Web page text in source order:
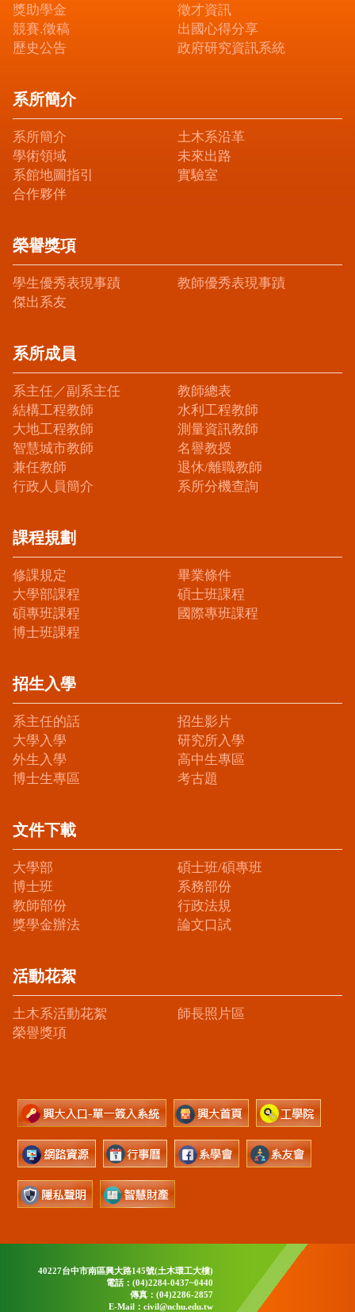
獎助學金
徵才資訊
競賽.徵稿
出國心得分享
歷史公告
政府研究資訊系統
系所簡介
系所簡介
土木系沿革
學術領域
未來出路
系館地圖指引
實驗室
合作夥伴
榮譽獎項
學生優秀表現事蹟
教師優秀表現事蹟
傑出系友
系所成員
系主任／副系主任
教師總表
結構工程教師
水利工程教師
大地工程教師
測量資訊教師
智慧城市教師
名譽教授
兼任教師
退休/離職教師
行政人員簡介
系所分機查詢
課程規劃
修課規定
畢業條件
大學部課程
碩士班課程
碩專班課程
國際專班課程
博士班課程
招生入學
系主任的話
招生影片
大學入學
研究所入學
外生入學
高中生專區
博士生專區
考古題
文件下載
大學部
碩士班/碩專班
博士班
系務部份
教師部份
行政法規
獎學金辦法
論文口試
活動花絮
土木系活動花絮
師長照片區
榮譽獎項
40227台中市南區興大路145號(土木環工大樓)
電話：(04)2284-0437~0440
傳真：(04)2286-2857
E-Mail：civil@nchu.edu.tw